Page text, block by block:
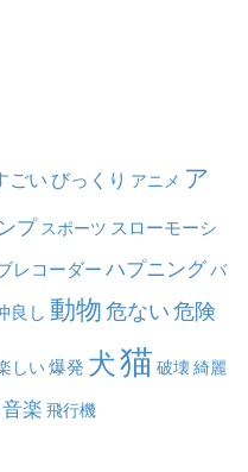
ごい びっくり アニメ ア
プ スポーツ スローモーシ
レコーダー ハプニング バ
良し 動物 危ない 危険
しい爆発 犬猫 破壊綺麗
音楽 飛行機